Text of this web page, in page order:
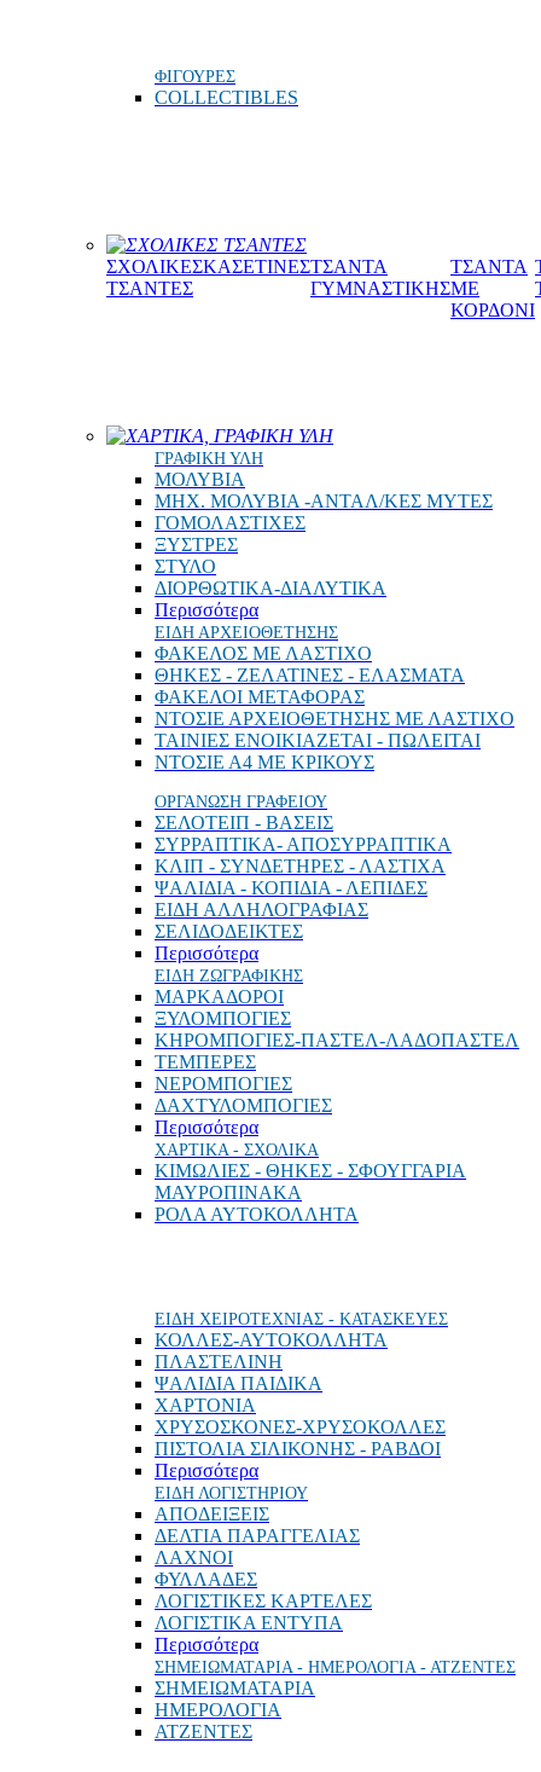
ΦΙΓΟΥΡΕΣ
COLLECTIBLES
ΣΧΟΛΙΚΕΣ ΤΣΑΝΤΕΣ
ΣΧΟΛΙΚΕΣ
ΤΣΑΝΤΕΣ
ΚΑΣΕΤΙΝΕΣΤΣΑΝΤΑ
ΓΥΜΝΑΣΤΙΚΗΣ
ΤΣΑΝΤΑ
ΜΕ
ΚΟΡΔΟΝΙ
ΧΑΡΤΙΚΑ, ΓΡΑΦΙΚΗ ΥΛΗ
ΓΡΑΦΙΚΗ ΥΛΗ
ΜΟΛΥΒΙΑ
ΜΗΧ. ΜΟΛΥΒΙΑ -ΑΝΤΑΛ/ΚΕΣ ΜΥΤΕΣ
ΓΟΜΟΛΑΣΤΙΧΕΣ
ΞΥΣΤΡΕΣ
ΣΤΥΛΟ
ΔΙΟΡΘΩΤΙΚΑ-ΔΙΑΛΥΤΙΚΑ
Περισσότερα
ΕΙΔΗ ΑΡΧΕΙΟΘΕΤΗΣΗΣ
ΦΑΚΕΛΟΣ ΜΕ ΛΑΣΤΙΧΟ
ΘΗΚΕΣ - ΖΕΛΑΤΙΝΕΣ - ΕΛΑΣΜΑΤΑ
ΦΑΚΕΛΟΙ ΜΕΤΑΦΟΡΑΣ
ΝΤΟΣΙΕ ΑΡΧΕΙΟΘΕΤΗΣΗΣ ΜΕ ΛΑΣΤΙΧΟ
ΤΑΙΝΙΕΣ ΕΝΟΙΚΙΑΖΕΤΑΙ - ΠΩΛΕΙΤΑΙ
ΝΤΟΣΙΕ Α4 ΜΕ ΚΡΙΚΟΥΣ
ΟΡΓΑΝΩΣΗ ΓΡΑΦΕΙΟΥ
ΣΕΛΟΤΕΙΠ - ΒΑΣΕΙΣ
ΣΥΡΡΑΠΤΙΚΑ- ΑΠΟΣΥΡΡΑΠΤΙΚΑ
ΚΛΙΠ - ΣΥΝΔΕΤΗΡΕΣ - ΛΑΣΤΙΧΑ
ΨΑΛΙΔΙΑ - ΚΟΠΙΔΙΑ - ΛΕΠΙΔΕΣ
ΕΙΔΗ ΑΛΛΗΛΟΓΡΑΦΙΑΣ
ΣΕΛΙΔΟΔΕΙΚΤΕΣ
Περισσότερα
ΕΙΔΗ ΖΩΓΡΑΦΙΚΗΣ
ΜΑΡΚΑΔΟΡΟΙ
ΞΥΛΟΜΠΟΓΙΕΣ
ΚΗΡΟΜΠΟΓΙΕΣ-ΠΑΣΤΕΛ-ΛΑΔΟΠΑΣΤΕΛ
ΤΕΜΠΕΡΕΣ
ΝΕΡΟΜΠΟΓΙΕΣ
ΔΑΧΤΥΛΟΜΠΟΓΙΕΣ
Περισσότερα
ΧΑΡΤΙΚΑ - ΣΧΟΛΙΚΑ
ΚΙΜΩΛΙΕΣ - ΘΗΚΕΣ - ΣΦΟΥΓΓΑΡΙΑ
ΜΑΥΡΟΠΙΝΑΚΑ
ΡΟΛΑ ΑΥΤΟΚΟΛΛΗΤΑ
ΕΙΔΗ ΧΕΙΡΟΤΕΧΝΙΑΣ - ΚΑΤΑΣΚΕΥΕΣ
ΚΟΛΛΕΣ-ΑΥΤΟΚΟΛΛΗΤΑ
ΠΛΑΣΤΕΛΙΝΗ
ΨΑΛΙΔΙΑ ΠΑΙΔΙΚΑ
ΧΑΡΤΟΝΙΑ
ΧΡΥΣΟΣΚΟΝΕΣ-ΧΡΥΣΟΚΟΛΛΕΣ
ΠΙΣΤΟΛΙΑ ΣΙΛΙΚΟΝΗΣ - ΡΑΒΔΟΙ
Περισσότερα
ΕΙΔΗ ΛΟΓΙΣΤΗΡΙΟΥ
ΑΠΟΔΕΙΞΕΙΣ
ΔΕΛΤΙΑ ΠΑΡΑΓΓΕΛΙΑΣ
ΛΑΧΝΟΙ
ΦΥΛΛΑΔΕΣ
ΛΟΓΙΣΤΙΚΕΣ ΚΑΡΤΕΛΕΣ
ΛΟΓΙΣΤΙΚΑ ΕΝΤΥΠΑ
Περισσότερα
ΣΗΜΕΙΩΜΑΤΑΡΙΑ - ΗΜΕΡΟΛΟΓΙΑ - ΑΤΖΕΝΤΕΣ
ΣΗΜΕΙΩΜΑΤΑΡΙΑ
ΗΜΕΡΟΛΟΓΙΑ
ΑΤΖΕΝΤΕΣ